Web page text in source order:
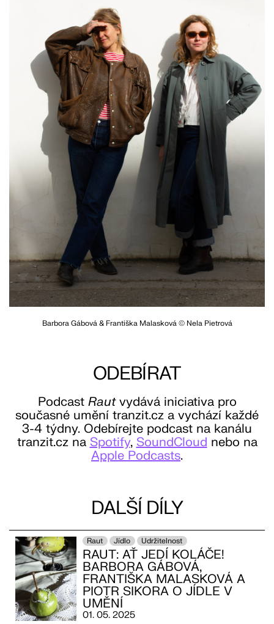
Barbora Gábová & Františka Malasková © Nela Pietrová
ODEBÍRAT
Podcast Rautvydává iniciativa pro
současné umění tranzit.cz a vychází každé
3-4 týdny. Odebírejte podcast na kanálu
tranzit.cz na Spotify, SoundCloud nebo na
Apple Podcasts.
DALŠÍ DÍLY
Raut Jídlo Udržitelnost
RAUT: AŤ JEDÍ KOLÁČE!
BARBORA GÁBOVÁ,
FRANTIŠKA MALASKOVÁ A
PIOTR SIKORA O JÍDLE V
UMĚNÍ
01. 05. 2025